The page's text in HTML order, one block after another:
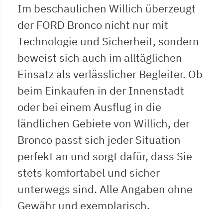
Im beschaulichen Willich überzeugt
der FORD Bronco nicht nur mit
Technologie und Sicherheit, sondern
beweist sich auch im alltäglichen
Einsatz als verlässlicher Begleiter. Ob
beim Einkaufen in der Innenstadt
oder bei einem Ausflug in die
ländlichen Gebiete von Willich, der
Bronco passt sich jeder Situation
perfekt an und sorgt dafür, dass Sie
stets komfortabel und sicher
unterwegs sind. Alle Angaben ohne
Gewähr und exemplarisch.